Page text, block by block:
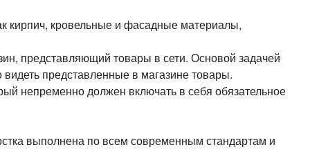
кирпич, кровельные и фасадные материалы,
представляющий товары в сети. Основой задачей
представленные в магазине товары.
непременно должен включать в себя обязательное
выполнена по всем современным стандартам и